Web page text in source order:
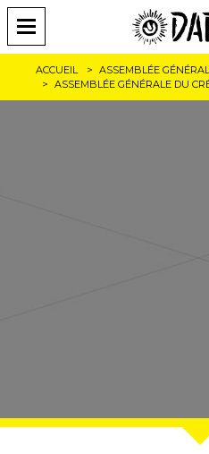
ACCUEIL
ASSEMBLÉE
ASSEMBLÉE GÉNÉRALE DU